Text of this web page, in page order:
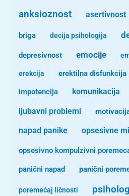
anksioznost asertivnost
briga decija psihologija
depresivnost emocije
erekcija erektilna disfunkcija
impotencija komunikacija
ljubavni problemi
napad panike opsesivne
opsesivno kompulzivni
panični napad panični
poremećaj ličnosti psiholog